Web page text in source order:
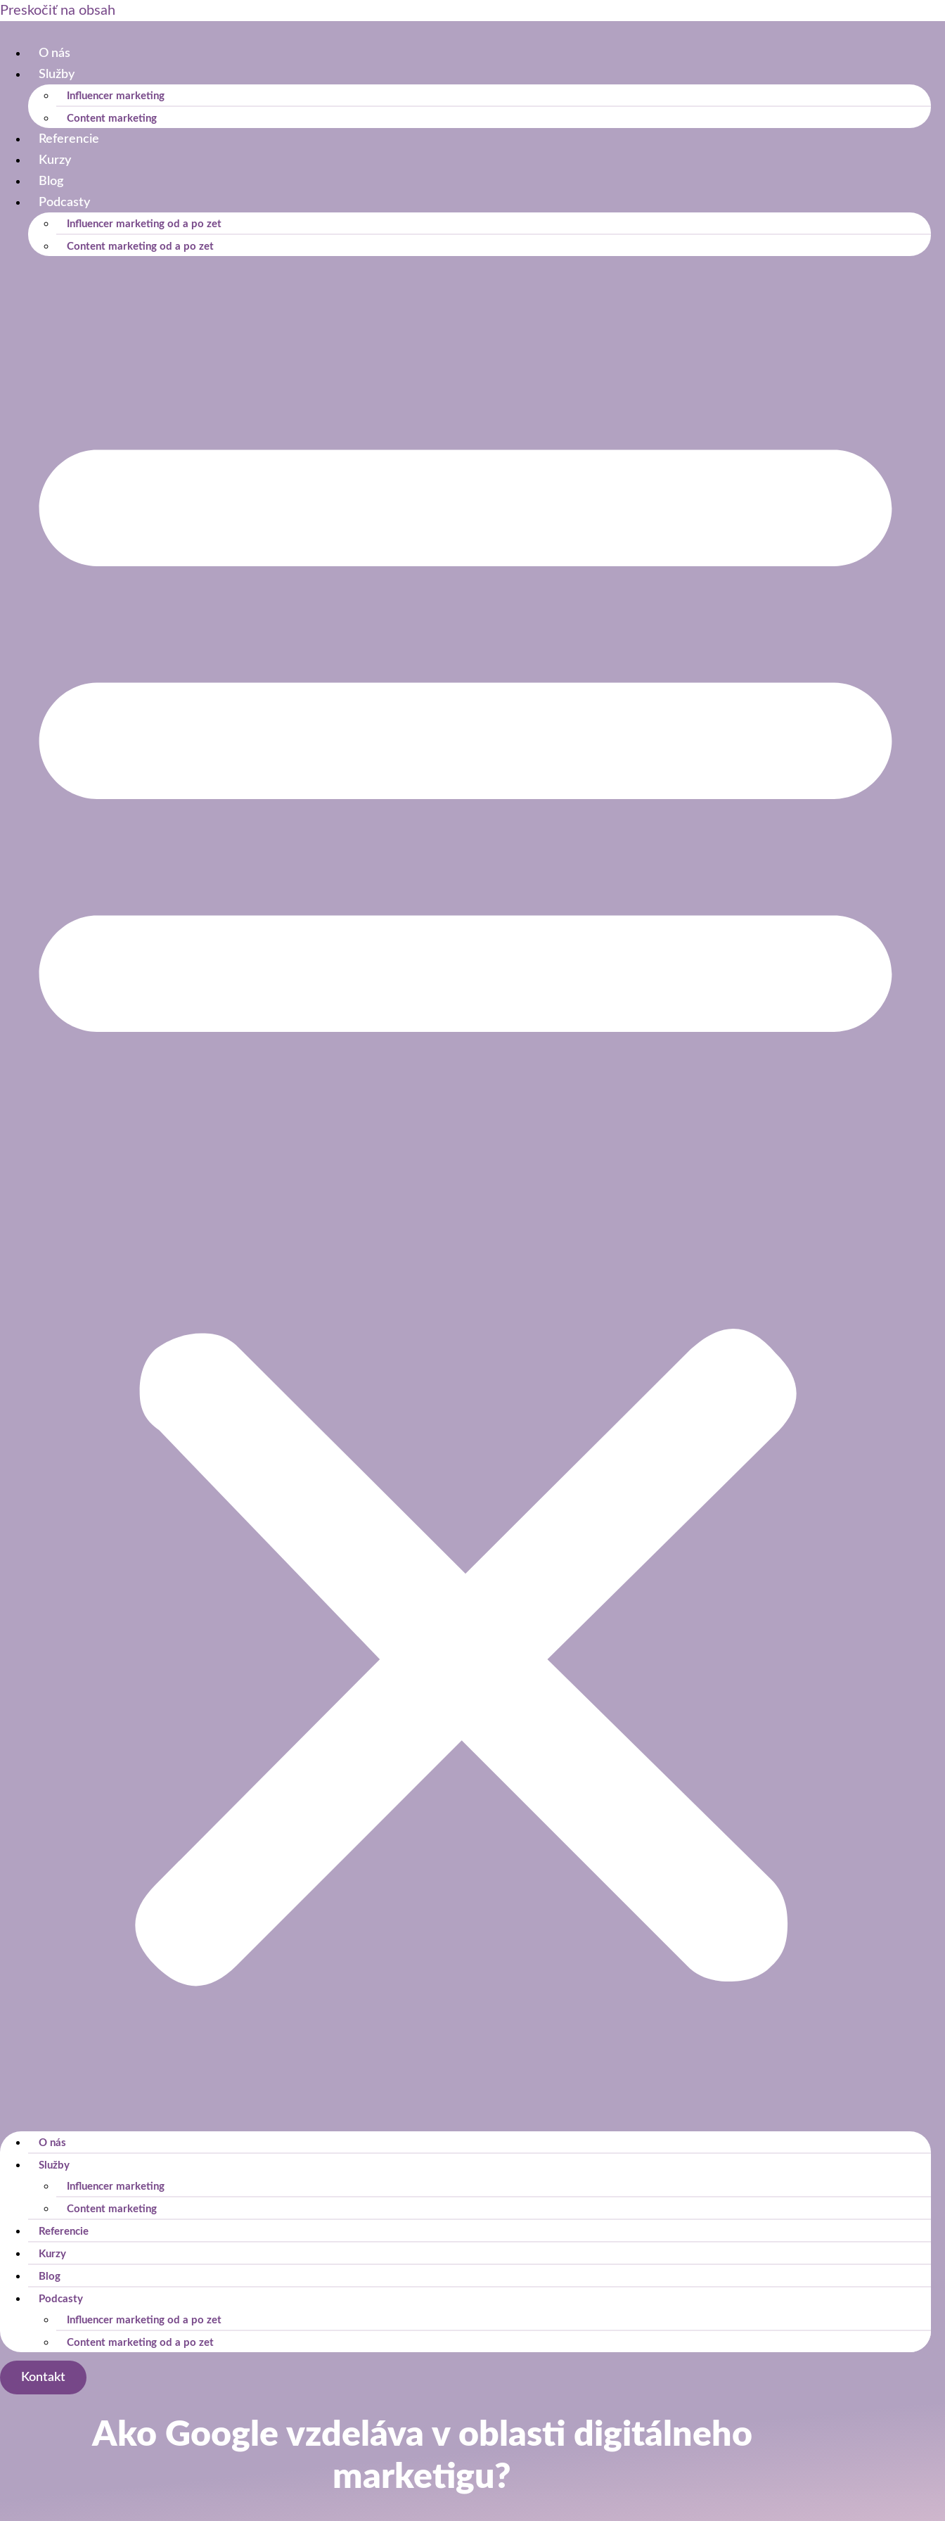
Preskočiť na obsah
O nás
Služby
Influencer marketing
Content marketing
Referencie
Kurzy
Blog
Podcasty
Influencer marketing od a po zet
Content marketing od a po zet
O nás
Služby
Influencer marketing
Content marketing
Referencie
Kurzy
Blog
Podcasty
Influencer marketing od a po zet
Content marketing od a po zet
Kontakt
Ako Google vzdeláva v oblasti digitálneho
marketigu?